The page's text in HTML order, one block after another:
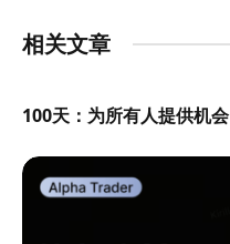
相关文章
100天：为所有人提供机会